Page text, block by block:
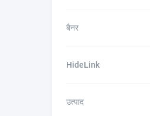
बैनर
HideLink
उत्पाद